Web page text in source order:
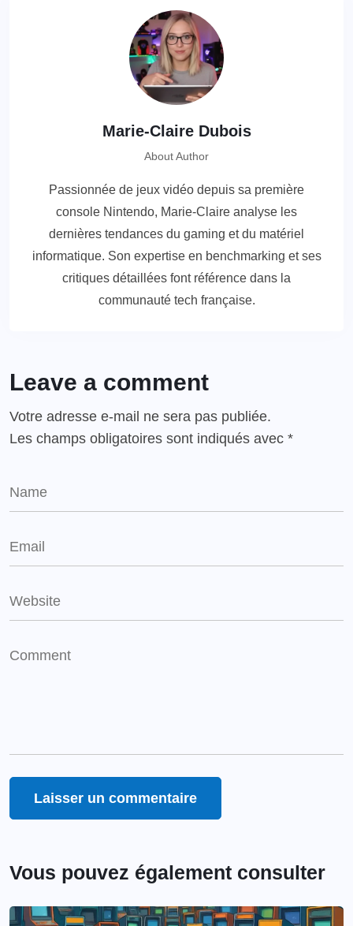
Marie-Claire Dubois
About Author
Passionnée de jeux vidéo depuis sa première
console Nintendo, Marie-Claire analyse les
dernières tendances du gaming et du matériel
informatique. Son expertise en benchmarking et ses
critiques détaillées font référence dans la
communauté tech française.
Leave a comment
Votre adresse e-mail ne sera pas publiée.
Les champs obligatoires sont indiqués avec *
Vous pouvez également consulter